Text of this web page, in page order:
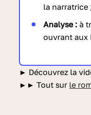
la narratrice
Analyse : à
ouvrant aux
► Découvrez la
►► Tout sur le